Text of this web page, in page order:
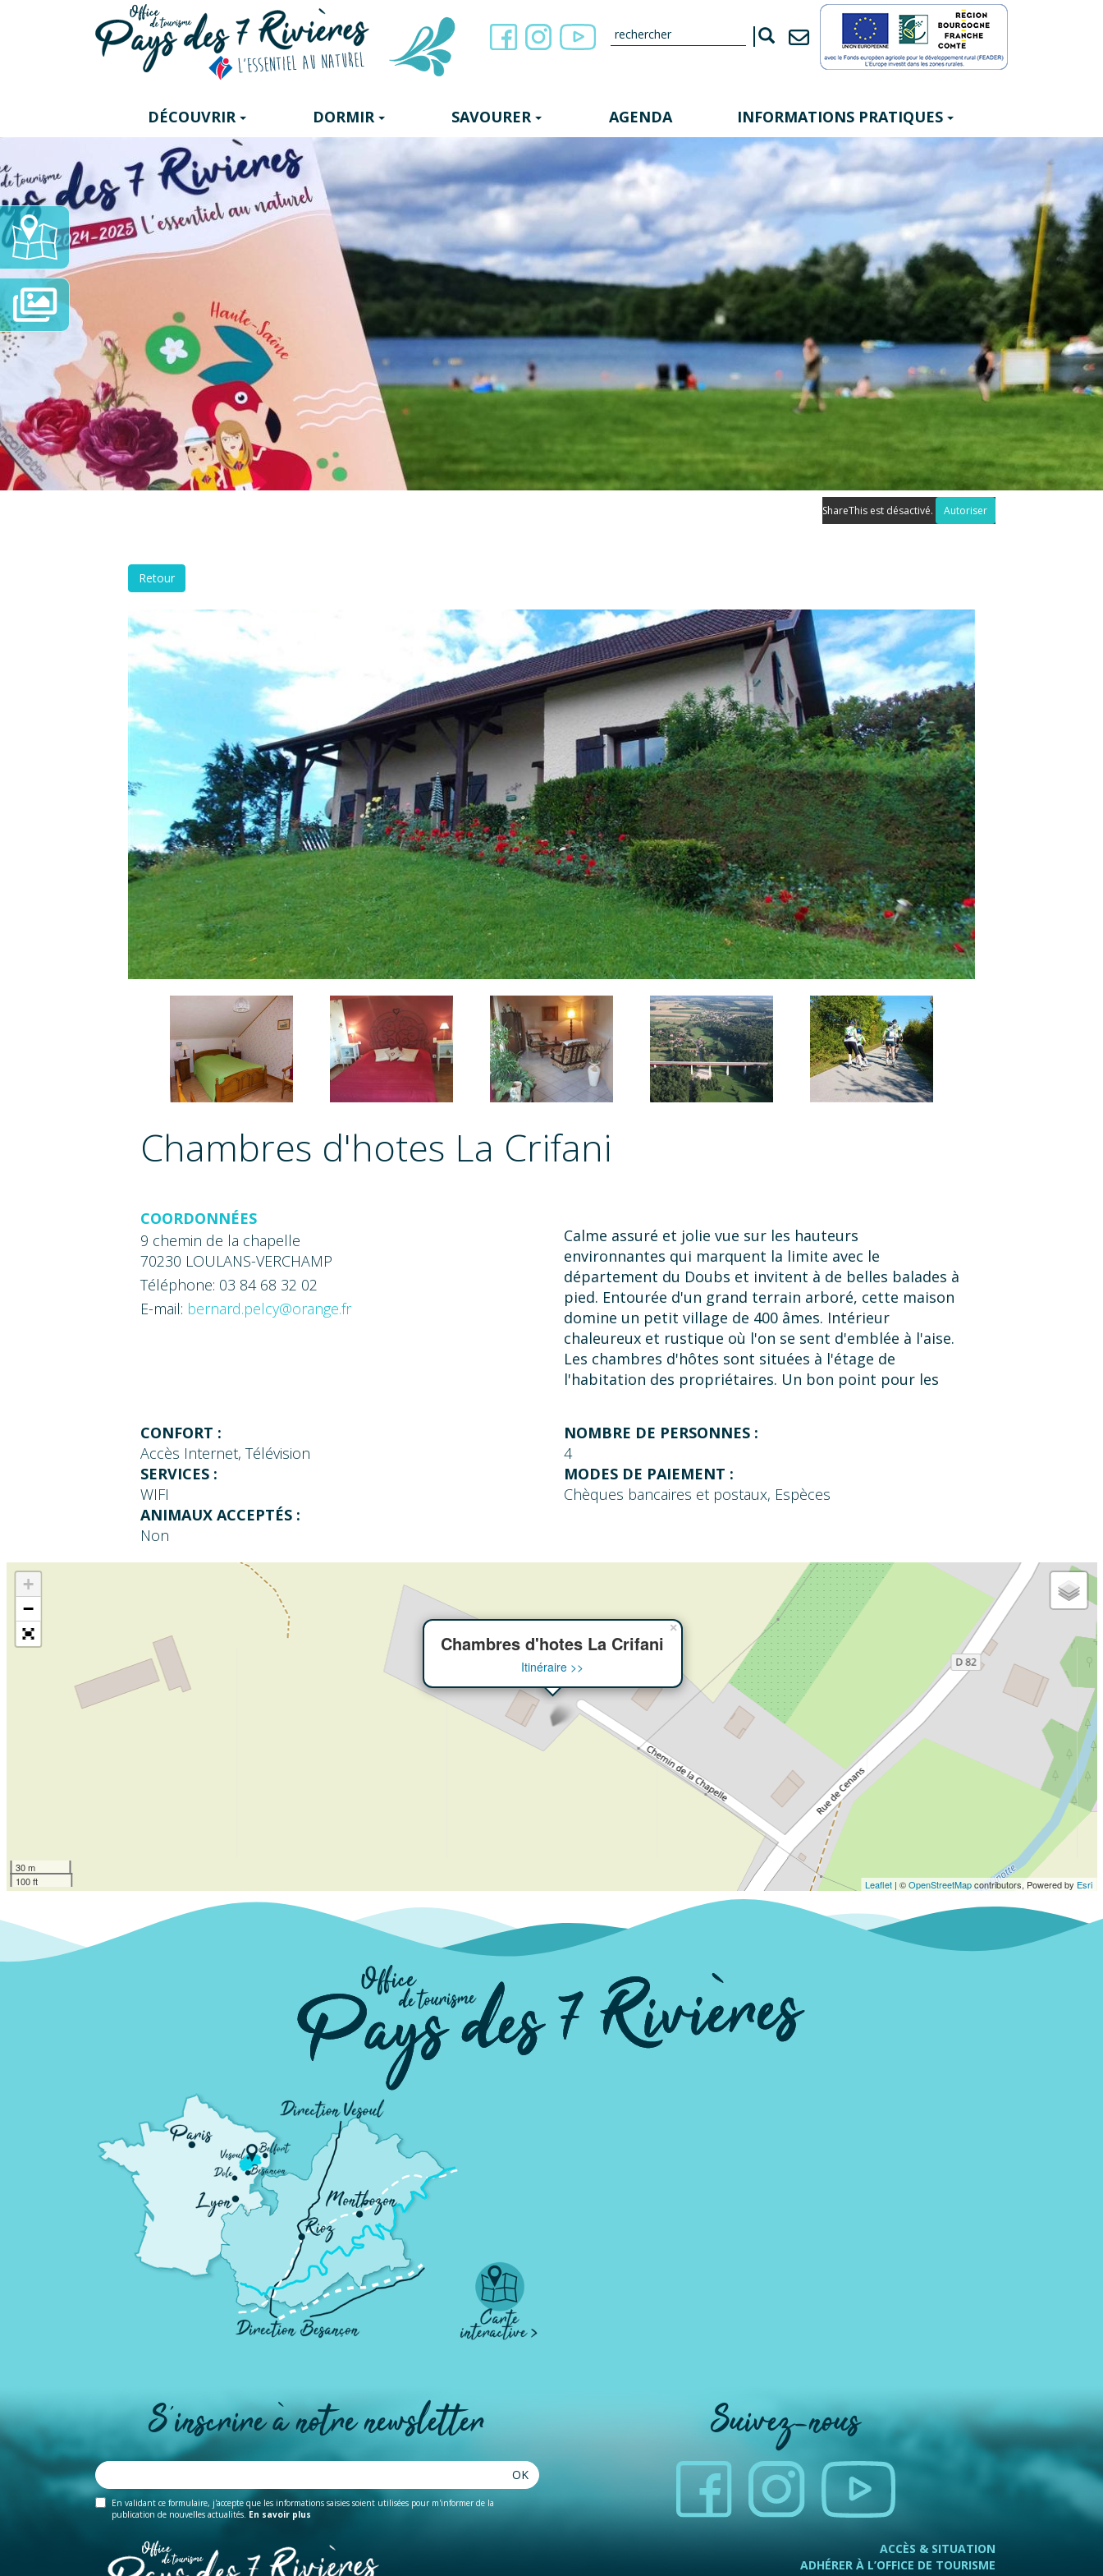
DÉCOUVRIR DORMIR SAVOURER AGENDA INFORMATIONS PRATIQUES
Carte
Interactive
Diaporama
ShareThis est désactivé. Autoriser
Retour
Chambres d'hotes La Crifani
COORDONNÉES
9 chemin de la chapelle
70230 LOULANS-VERCHAMP
Téléphone: 03 84 68 32 02
E-mail: bernard.pelcy@orange.fr
Calme assuré et jolie vue sur les hauteurs
environnantes qui marquent la limite avec le
département du Doubs et invitent à de belles balades à
pied. Entourée d'un grand terrain arboré, cette maison
domine un petit village de 400 âmes. Intérieur
chaleureux et rustique où l'on se sent d'emblée à l'aise.
Les chambres d'hôtes sont situées à l'étage de
l'habitation des propriétaires. Un bon point pour les
proximité : balade sur le chemin vert (voie verte)
arborée de 27 km (Loulans-Verchamp à Quincey).
CONFORT :
Accès Internet, Télévision
NOMBRE DE PERSONNES :
4
SERVICES :
WIFI
MODES DE PAIEMENT :
Chèques bancaires et postaux, Espèces
ANIMAUX ACCEPTÉS :
Non
Chambres d'hotes La Crifani
Itinéraire >>
×
+
−
30 m
100 ft
Leaflet | ©OpenStreetMapcontributors, Powered by Esri
S'inscrire à notre newsletter
En validant ce formulaire, j'accepte que les informations saisies soient utilisées pour m'informer de la
publication de nouvelles actualités. En savoir plus
OK
Suivez-nous
ACCÈS & SITUATION
ADHÉRER À L’OFFICE DE TOURISME
Panneau de gestion des cookies